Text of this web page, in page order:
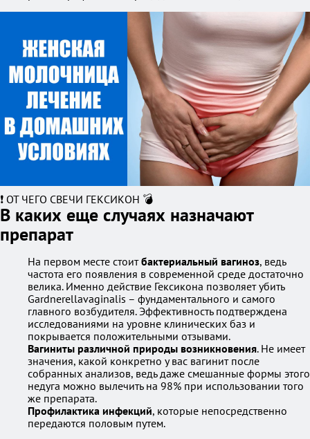
❗ ОТ ЧЕГО СВЕЧИ ГЕКСИКОН 💣
В каких еще случаях назначают
препарат
На первом месте стоитбактериальный вагиноз, ведь
частота его появления в современной среде достаточно
велика. Именно действие Гексикона позволяет убить
Gardnerellavaginalis – фундаментального и самого
главного возбудителя. Эффективность подтверждена
исследованиями на уровне клинических баз и
покрывается положительными отзывами.
Вагиниты различной природы возникновения. Не имеет
значения, какой конкретно у вас вагинит после
собранных анализов, ведь даже смешанные формы этого
недуга можно вылечить на 98% при использовании того
же препарата.
Профилактика инфекций, которые непосредственно
передаются половым путем.